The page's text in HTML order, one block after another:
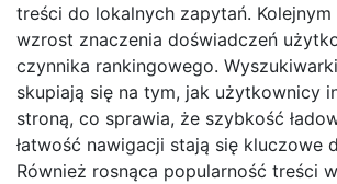
treści do lokalnych zapytań.
wzrost znaczenia doświadczeń
czynnika rankingowego.
skupiają się na tym, jak użytkownicy
stroną, co sprawia, że szybkość
łatwość nawigacji stają się kluczowe
Również rosnąca popularność treści